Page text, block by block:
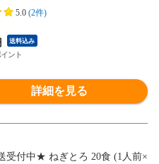
盛り福袋 ＜北海道・沖縄は別
＞餃子 チャーハン お取り寄せ
凍餃子 ギフト 仕送り お歳暮
CP】
5.0 (2件)
送料込み
詳細を見る
受付中★ ねぎとろ 20食 (1人前×